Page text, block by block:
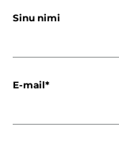
Sinu nimi
E-mail